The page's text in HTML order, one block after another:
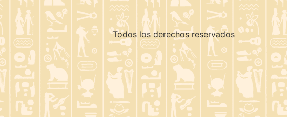
Todos los derechos reservados